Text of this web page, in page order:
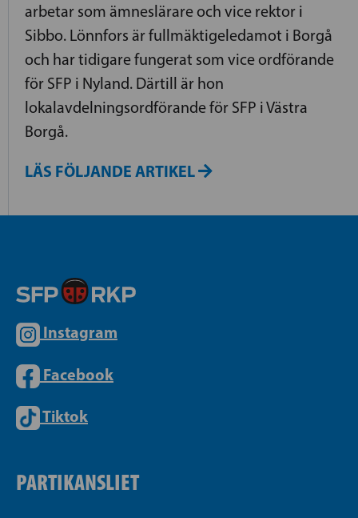
arbetar som ämneslärare och vice rektor i
Sibbo. Lönnfors är fullmäktigeledamot i Borgå
och har tidigare fungerat som vice ordförande
för SFP i Nyland. Därtill är hon
lokalavdelningsordförande för SFP i Västra
Borgå.
LÄS FÖLJANDE ARTIKEL
Instagram
Facebook
Tiktok
PARTIKANSLIET